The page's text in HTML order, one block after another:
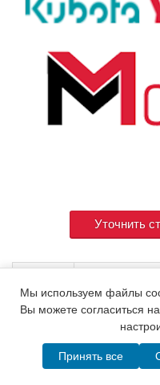
Уточнить
© 2015. Все права
Написать в MAX Telegram
Мы используем файлы
Вы можете согласиться
Принять все